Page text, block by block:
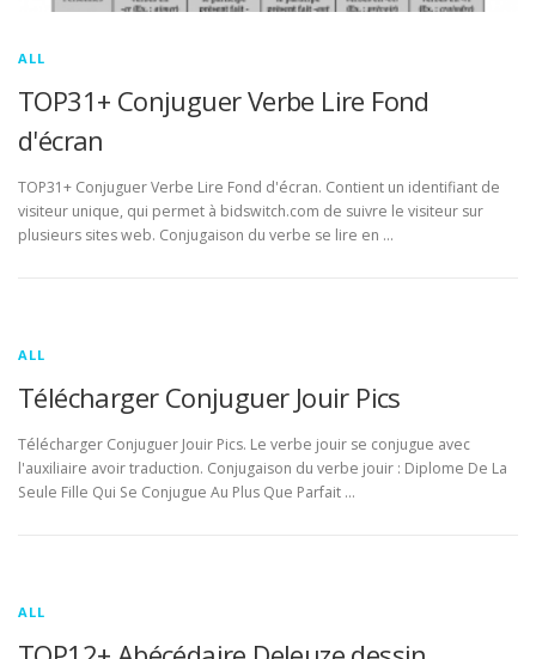
ALL
TOP31+ Conjuguer Verbe Lire Fond
d'écran
TOP31+ Conjuguer Verbe Lire Fond d'écran. Contient un identifiant de
visiteur unique, qui permet à bidswitch.com de suivre le visiteur sur
plusieurs sites web. Conjugaison du verbe se lire en …
ALL
Télécharger Conjuguer Jouir Pics
Télécharger Conjuguer Jouir Pics. Le verbe jouir se conjugue avec
l'auxiliaire avoir traduction. Conjugaison du verbe jouir : Diplome De La
Seule Fille Qui Se Conjugue Au Plus Que Parfait …
ALL